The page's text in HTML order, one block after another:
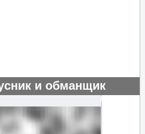
и обманщик
#129660